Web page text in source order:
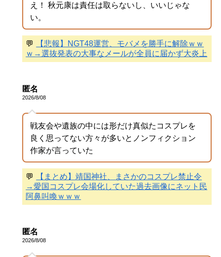
え！ 秋元康は責任は取らないし、いいじゃな
い。
💬
【悲報】NGT48運営、モバメを勝手に解除ｗｗ
ｗ→選抜発表の大事なメールが全員に届かず大炎上
匿名
2026/8/08
戦友会や遺族の中には形だけ真似たコスプレを
良く思ってない方々が多いとノンフィクション
作家が言っていた
💬
【まとめ】靖国神社、まさかのコスプレ禁止令
→愛国コスプレ会場化していた過去画像にネット民
阿鼻叫喚ｗｗｗ
匿名
2026/8/08